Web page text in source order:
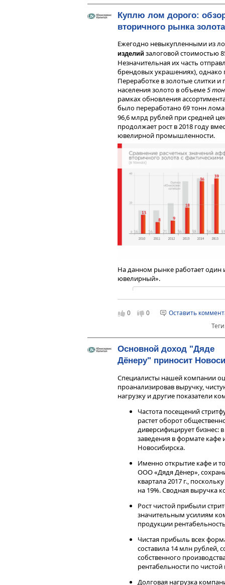
Куплю лом дорого:
вторичного рынка золота
Ежегодно невыкупленными из
изделий залоговой стоимостью
Незначительная их часть
брендовых украшениях), однако
Переработке в золотые слитки и
населения золото в объеме5
рамках обновления
было переработано 69 тонн
96,6 млрд рублей при средней
продолжает рост в 2018 году
ювелирной промышленности.
На данном рынке работает
ювелирный».
«Бизнес нашей компании
драгоценными
Торговля украшениями
нескольких лет, –
«Первый ювелирный»
невыкупленных залогов.
появилось наше оптовое
развития мы приняли
размещение выпуска
Инвесторам мы
бизнес-портале«Деловой
Отметим, что 29 июня состоялась
облигациям «Первого
0 0
Оставить
Основной доход "Дяде
Дёнеру" приносит
Специалисты нашей компании
проанализировав выручку,
нагрузку и другие показатели
Частота посещений
растет оборот
диверсифицирует бизнес:
заведения в формате кафе
Новосибирска.
Именно открытие кафе и
ООО «Дядя Дёнер»,
квартала 2017 г.,
на 19%. Сводная выручка
Рост чистой прибыли
значительным усилиям
продукции
Чистая прибыль всех
составила 14 млн рублей,
собственного
рентабельности по
Долговая нагрузка